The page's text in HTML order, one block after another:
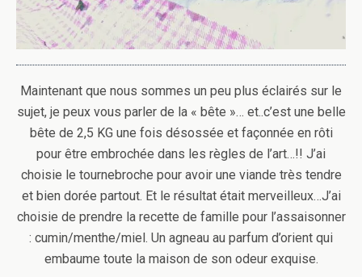
Maintenant que nous sommes un peu plus éclairés sur le
sujet, je peux vous parler de la « bête »… et..c’est une belle
bête de 2,5 KG une fois désossée et façonnée en rôti
pour être embrochée dans les règles de l’art…!! J’ai
choisie le tournebroche pour avoir une viande très tendre
et bien dorée partout. Et le résultat était merveilleux…J’ai
choisie de prendre la recette de famille pour l’assaisonner
: cumin/menthe/miel. Un agneau au parfum d’orient qui
embaume toute la maison de son odeur exquise.